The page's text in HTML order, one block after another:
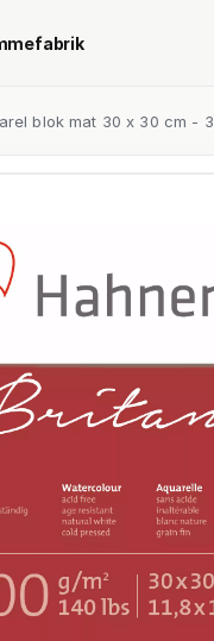
blok mat 30 x 30 cm -